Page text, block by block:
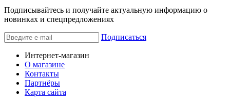
Подписывайтесь и получайте актуальную информацию о
новинках и спецпредложениях
Подписаться
Интернет-магазин
О магазине
Контакты
Партнёры
Карта сайта